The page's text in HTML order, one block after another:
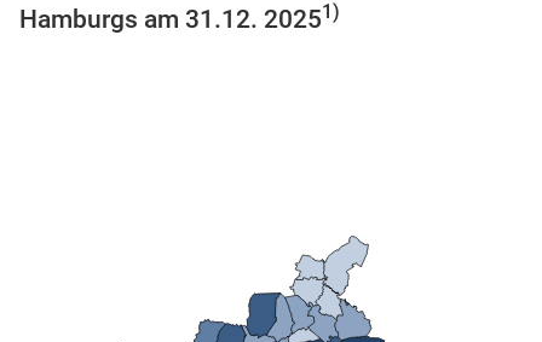
Hamburgs am 31.12. 20251)